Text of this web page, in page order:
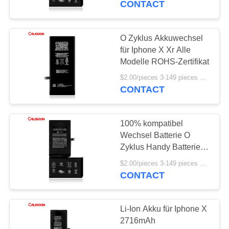
Batterien für Iphone
15
Ersatz der Batterie
für Iphone 11
CONTACT
O Zyklus Akkuwechsel
für Iphone X Xr Alle
Modelle ROHS-Zertifikat
$2.00/pieces 3-149 pieces MOQ:3 Stücke
CONTACT
100% kompatibel
Wechsel Batterie O
Zyklus Handy Batterie
Ersatz Für Iphone X
CONTACT
Li-Ion Akku für Iphone X
2716mAh